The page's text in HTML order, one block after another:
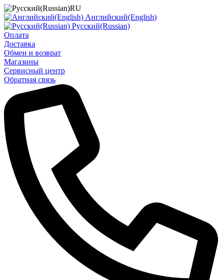
RU
Английский(English)
Русский(Russian)
Оплата
Доставка
Обмен и возврат
Магазины
Сервисный центр
Обратная связь